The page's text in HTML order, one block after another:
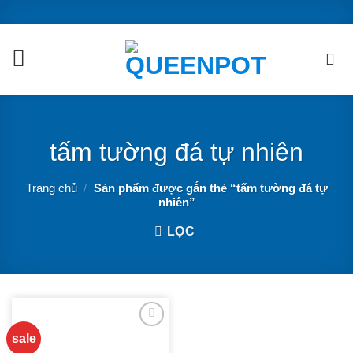
dung
tấm tường đá tự nhiên
Trang chủ / Sản phẩm được gắn thẻ “tấm tường đá tự
nhiên”
LỌC
sale